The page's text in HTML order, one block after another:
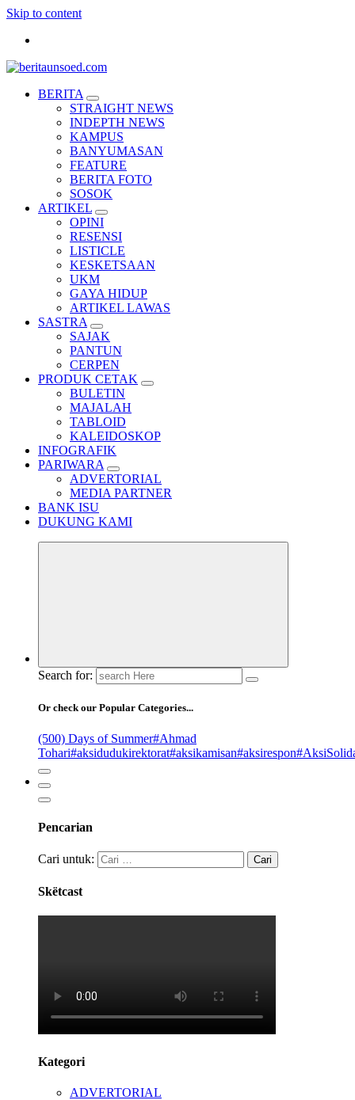
Skip to content
Pemandu Wawasan Almamater
BERITA
STRAIGHT NEWS
INDEPTH NEWS
KAMPUS
BANYUMASAN
FEATURE
BERITA FOTO
SOSOK
ARTIKEL
OPINI
RESENSI
LISTICLE
KESKETSAAN
UKM
GAYA HIDUP
ARTIKEL LAWAS
SASTRA
SAJAK
PANTUN
CERPEN
PRODUK CETAK
BULETIN
MAJALAH
TABLOID
KALEIDOSKOP
INFOGRAFIK
PARIWARA
ADVERTORIAL
MEDIA PARTNER
BANK ISU
DUKUNG KAMI
Search for:
Or check our Popular Categories...
(500) Days of Summer#Ahmad
Tohari#aksidudukirektorat#aksikamisan#aksirespon
Pencarian
Cari untuk:
Skëtcast
Kategori
ADVERTORIAL